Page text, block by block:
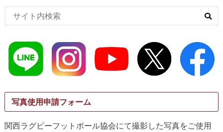
写真使用申請フォーム
関西ラグビーフットボール協会にて撮影した写真をご使用